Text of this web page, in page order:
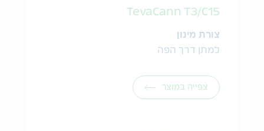
TevaCann T3/C15
צורת מינון
למתן דרך הפה
צפייה במוצר